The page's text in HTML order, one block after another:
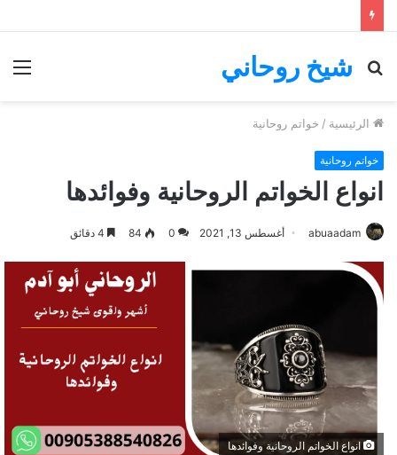
شيخ روحاني
بحث
الرئيسية / خواتم روحانية
خواتم روحانية
انواع الخواتم الروحانية وفوائدها
abuaadam أغسطس 13, 2021 0
84
انواع الخواتم الروحانية وفوائدها